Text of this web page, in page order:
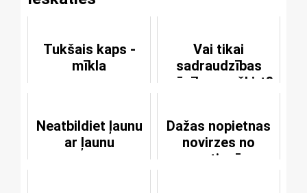
Tukšais kaps -
mīkla
Vai tikai
sadraudzības
mācība var šķirt?
Neatbildiet ļaunu
ar ļaunu
Dažas nopietnas
novirzes no
patiesā